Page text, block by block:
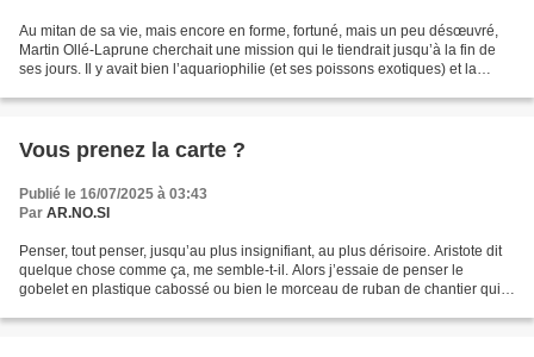
Au mitan de sa vie, mais encore en forme, fortuné, mais un peu désœuvré,
Martin Ollé-Laprune cherchait une mission qui le tiendrait jusqu’à la fin de
ses jours. Il y avait bien l’aquariophilie (et ses poissons exotiques) et la
Vous prenez la carte ?
Publié le 16/07/2025 à 03:43
Par AR.NO.SI
Penser, tout penser, jusqu’au plus insignifiant, au plus dérisoire. Aristote dit
quelque chose comme ça, me semble-t-il. Alors j’essaie de penser le
gobelet en plastique cabossé ou bien le morceau de ruban de chantier qui